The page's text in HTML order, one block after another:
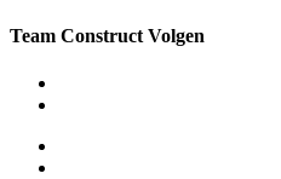
Team Construct Volgen